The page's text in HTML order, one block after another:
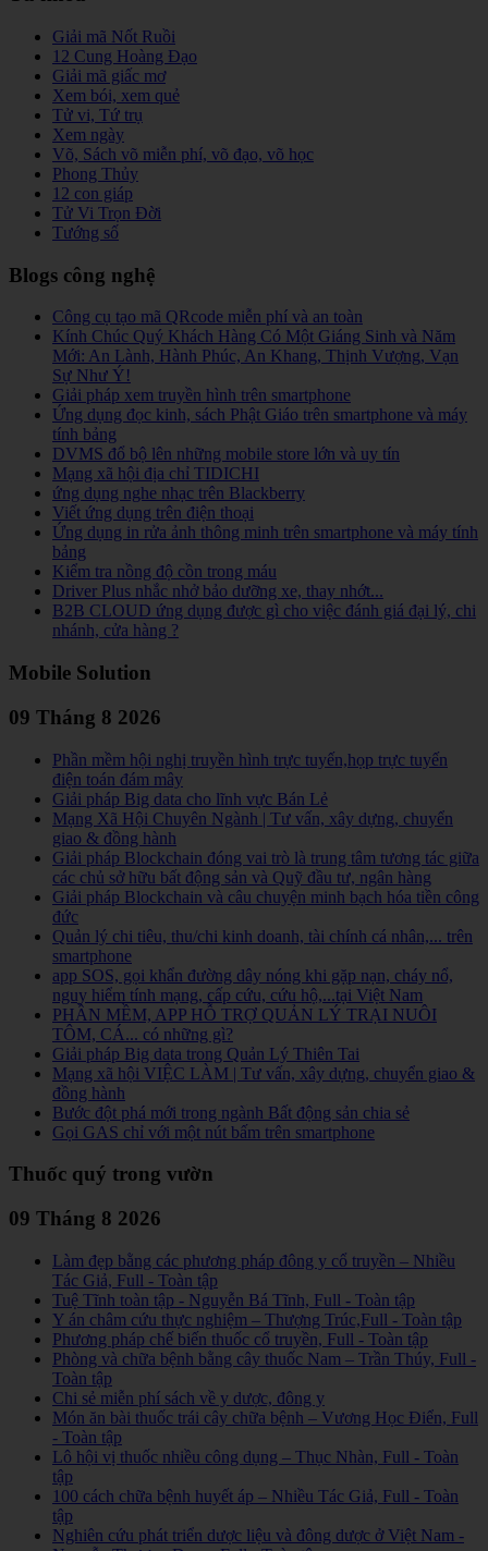
Giải mã Nốt Ruồi
12 Cung Hoàng Đạo
Giải mã giấc mơ
Xem bói, xem quẻ
Tử vi, Tứ trụ
Xem ngày
Võ, Sách võ miễn phí, võ đạo, võ học
Phong Thủy
12 con giáp
Tử Vi Trọn Đời
Tướng số
Blogs công nghệ
Công cụ tạo mã QRcode miễn phí và an toàn
Kính Chúc Quý Khách Hàng Có Một Giáng Sinh và Năm
Mới: An Lành, Hành Phúc, An Khang, Thịnh Vượng, Vạn
Sự Như Ý!
Giải pháp xem truyền hình trên smartphone
Ứng dụng đọc kinh, sách Phật Giáo trên smartphone và máy
tính bảng
DVMS đổ bộ lên những mobile store lớn và uy tín
Mạng xã hội địa chỉ TIDICHI
ứng dụng nghe nhạc trên Blackberry
Viết ứng dụng trên điện thoại
Ứng dụng in rửa ảnh thông minh trên smartphone và máy tính
bảng
Kiểm tra nồng độ cồn trong máu
Driver Plus nhắc nhở bảo dưỡng xe, thay nhớt...
B2B CLOUD ứng dụng được gì cho việc đánh giá đại lý, chi
nhánh, cửa hàng ?
Mobile Solution
09 Tháng 8 2026
Phần mềm hội nghị truyền hình trực tuyến,họp trực tuyến
điện toán đám mây
Giải pháp Big data cho lĩnh vực Bán Lẻ
Mạng Xã Hội Chuyên Ngành | Tư vấn, xây dựng, chuyển
giao & đồng hành
Giải pháp Blockchain đóng vai trò là trung tâm tương tác giữa
các chủ sở hữu bất động sản và Quỹ đầu tư, ngân hàng
Giải pháp Blockchain và câu chuyện minh bạch hóa tiền công
đức
Quản lý chi tiêu, thu/chi kinh doanh, tài chính cá nhân,... trên
smartphone
app SOS, gọi khẩn đường dây nóng khi gặp nạn, cháy nổ,
nguy hiểm tính mạng, cấp cứu, cứu hộ,...tại Việt Nam
PHẦN MỀM, APP HỖ TRỢ QUẢN LÝ TRẠI NUÔI
TÔM, CÁ... có những gì?
Giải pháp Big data trong Quản Lý Thiên Tai
Mạng xã hội VIỆC LÀM | Tư vấn, xây dựng, chuyển giao &
đồng hành
Bước đột phá mới trong ngành Bất động sản chia sẻ
Gọi GAS chỉ với một nút bấm trên smartphone
Thuốc quý trong vườn
09 Tháng 8 2026
Làm đẹp bằng các phương pháp đông y cổ truyền – Nhiều
Tác Giả, Full - Toàn tập
Tuệ Tĩnh toàn tập - Nguyễn Bá Tĩnh, Full - Toàn tập
Y án châm cứu thực nghiệm – Thượng Trúc,Full - Toàn tập
Phương pháp chế biến thuốc cổ truyền, Full - Toàn tập
Phòng và chữa bệnh bằng cây thuốc Nam – Trần Thúy, Full -
Toàn tập
Chi sẻ miễn phí sách về y dược, đông y
Món ăn bài thuốc trái cây chữa bệnh – Vương Học Điển, Full
- Toàn tập
Lô hội vị thuốc nhiều công dụng – Thục Nhàn, Full - Toàn
tập
100 cách chữa bệnh huyết áp – Nhiều Tác Giả, Full - Toàn
tập
Nghiên cứu phát triển dược liệu và đông dược ở Việt Nam -